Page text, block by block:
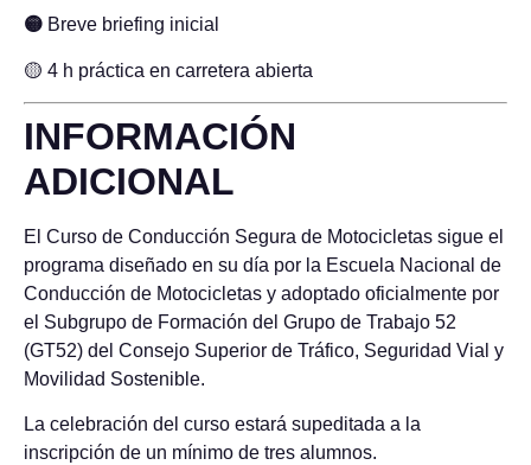
🟡 Breve briefing inicial
🟡 4 h práctica en carretera abierta
INFORMACIÓN
ADICIONAL
El Curso de Conducción Segura de Motocicletas sigue el
programa diseñado en su día por la Escuela Nacional de
Conducción de Motocicletas y adoptado oficialmente por
el Subgrupo de Formación del Grupo de Trabajo 52
(GT52) del Consejo Superior de Tráfico, Seguridad Vial y
Movilidad Sostenible.
La celebración del curso estará supeditada a la
inscripción de un mínimo de tres alumnos.